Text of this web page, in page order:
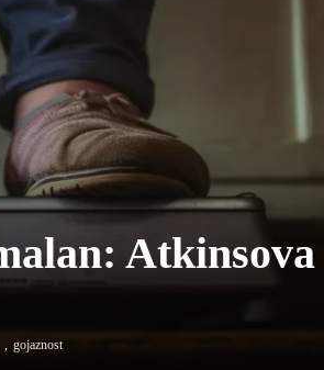
Atkinsova
gojaznost